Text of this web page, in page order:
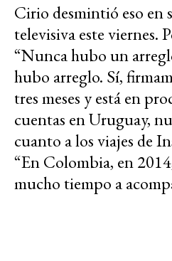
Cirio desmintió eso en
televisiva este viernes.
“Nunca hubo un
hubo arreglo. Sí,
tres meses y está en
cuentas en Uruguay,
cuanto a los viajes de
“En Colombia, en
mucho tiempo a